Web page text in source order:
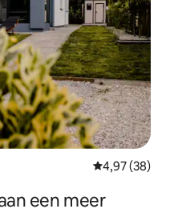
Gemiddelde
4,97 (38)
een meer